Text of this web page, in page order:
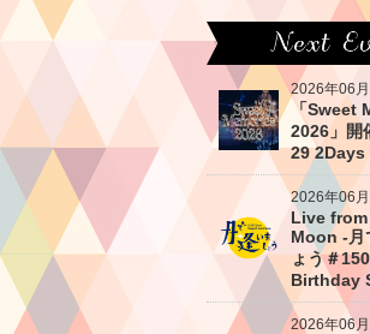
2026年06
「Sweet
2026」
29 2Days
2026年06
Live
Moon -月
ょう＃
Birthday
2026年06